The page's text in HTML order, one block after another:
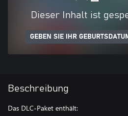
Dieser Inhalt ist
GEBEN SIE IHR
Beschreibung
Das DLC-Paket enthält: